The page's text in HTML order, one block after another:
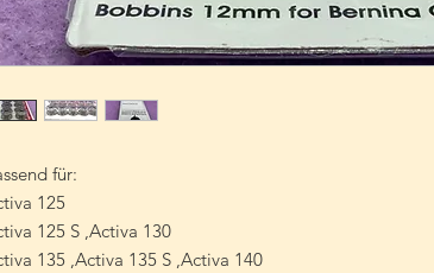
für:
125
125 S ,Activa 130
135 ,Activa 135 S ,Activa 140